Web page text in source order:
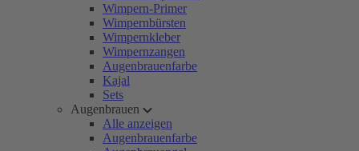
Wimpern-Primer
Wimpernbürsten
Wimpernkleber
Wimpernzangen
Augenbrauenfarbe
Kajal
Sets
Augenbrauen
Alle anzeigen
Augenbrauenfarbe